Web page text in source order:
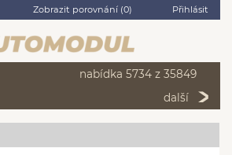
Zobrazit porovnání (0) Přihlásit
nabídka 5734 z 35849
další